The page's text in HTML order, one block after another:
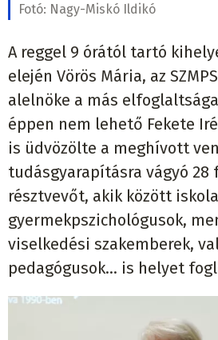
Fotó: Nagy-Miskó Ildikó
A reggel 9 órától tartó
elején Vörös Mária, az
alelnöke a más
éppen nem lehető Fekete
is üdvözölte a meghívott
tudásgyarapításra vágyó 28
résztvevőt, akik között
gyermekpszichológusok,
viselkedési szakemberek,
pedagógusok… is helyet